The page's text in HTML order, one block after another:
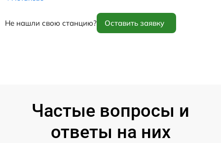
Не нашли свою станцию? Оставить заявку
Частые вопросы и
ответы на них